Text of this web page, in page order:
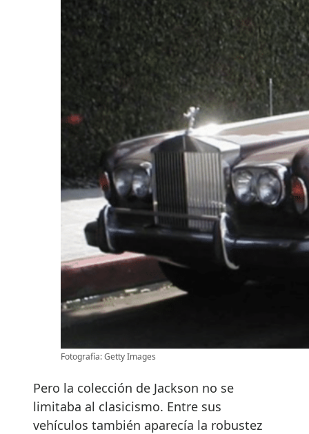
Fotografía: Getty Images
Pero la colección de Jackson no se
limitaba al clasicismo. Entre sus
vehículos también aparecía la robustez